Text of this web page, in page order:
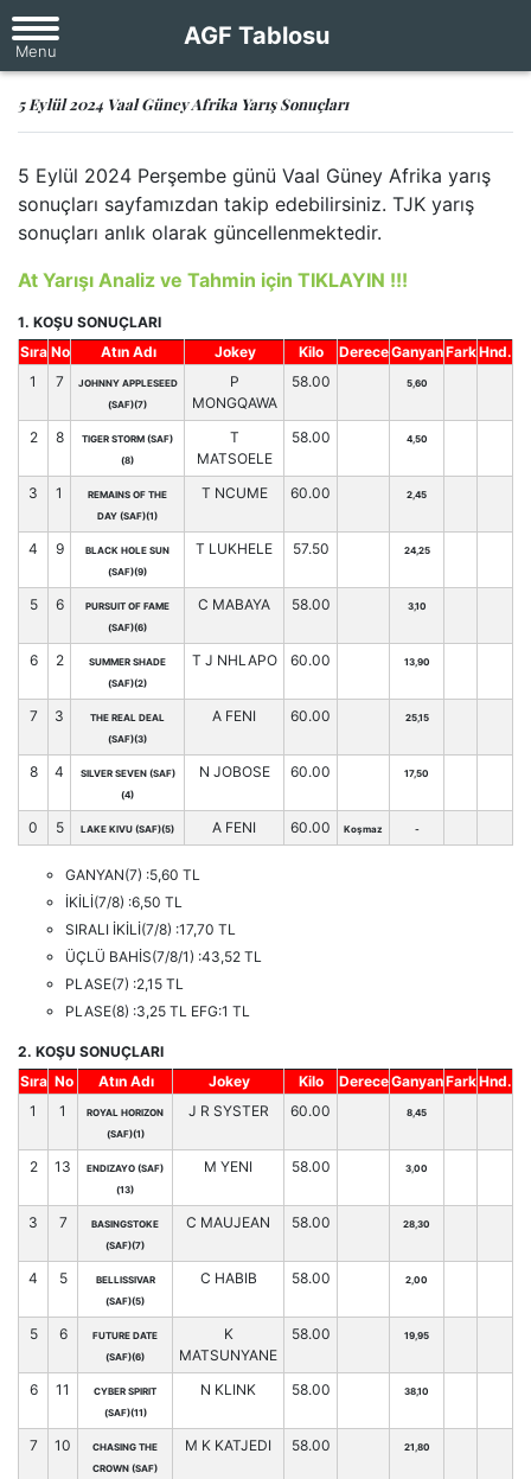
AGF Tablosu
5 Eylül 2024 Vaal Güney Afrika Yarış Sonuçları
5 Eylül 2024 Perşembe günü Vaal Güney Afrika yarış
sonuçları sayfamızdan takip edebilirsiniz. TJK yarış
sonuçları anlık olarak güncellenmektedir.
At Yarışı Analiz ve Tahmin için TIKLAYIN !!!
1. KOŞU SONUÇLARI
Sıra No Atın Adı Jokey Kilo DereceGanyanFarkHnd.
1
7
JOHNNY APPLESEED
(SAF)(7)
P
MONGQAWA
58.00 5,60
2 8
TIGER STORM (SAF)
(8)
T
MATSOELE
58.00 4,50
3 1
REMAINS OF THE
DAY (SAF)(1)
T NCUME 60.00 2,45
4 9
BLACK HOLE SUN
(SAF)(9)
T LUKHELE 57.50 24,25
5 6
PURSUIT OF FAME
(SAF)(6)
C MABAYA 58.00 3,10
6 2
SUMMER SHADE
(SAF)(2)
T J NHLAPO 60.00 13,90
7 3
THE REAL DEAL
(SAF)(3)
A FENI 60.00 25,15
8 4
SILVER SEVEN (SAF)
(4)
N JOBOSE 60.00 17,50
0 5 LAKE KIVU (SAF)(5) A FENI 60.00 Koşmaz -
GANYAN(7) :5,60 TL
İKİLİ(7/8) :6,50 TL
SIRALI İKİLİ(7/8) :17,70 TL
ÜÇLÜ BAHİS(7/8/1) :43,52 TL
PLASE(7) :2,15 TL
PLASE(8) :3,25 TL EFG:1 TL
2. KOŞU SONUÇLARI
Sıra No Atın Adı Jokey Kilo DereceGanyanFarkHnd.
1
1
ROYAL HORIZON
(SAF)(1)
J R SYSTER 60.00 8,45
2 13
ENDIZAYO (SAF)
(13)
M YENI 58.00 3,00
3 7
BASINGSTOKE
(SAF)(7)
C MAUJEAN 58.00 28,30
4 5
BELLISSIVAR
(SAF)(5)
C HABIB 58.00 2,00
5 6
FUTURE DATE
(SAF)(6)
K
MATSUNYANE
58.00 19,95
6 11
CYBER SPIRIT
(SAF)(11)
N KLINK 58.00 38,10
7 10
CHASING THE
CROWN (SAF)
M K KATJEDI 58.00 21,80